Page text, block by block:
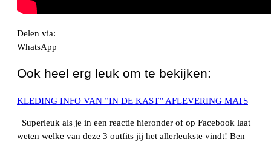
Delen via:
WhatsApp
Ook heel erg leuk om te bekijken:
KLEDING INFO VAN ”IN DE KAST” AFLEVERING MATS
Superleuk als je in een reactie hieronder of op Facebook laat
weten welke van deze 3 outfits jij het allerleukste vindt! Ben